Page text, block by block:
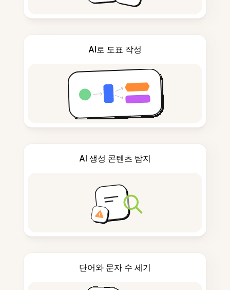
AI로 도표 작성
AI 생성 콘텐츠 탐지
단어와 문자 수 세기